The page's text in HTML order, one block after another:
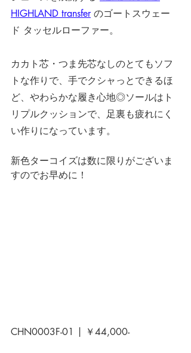
HIGHLAND transfer のゴートスウェー
ド タッセルローファー。
カカト芯・つま先芯なしのとてもソフ
トな作りで、手でクシャっとできるほ
ど、やわらかな履き心地◎ソールはト
リプルクッションで、足裏も疲れにく
い作りになっています。
新色ターコイズは数に限りがございま
すのでお早めに！
CHN0003F-01 | ￥44,000-